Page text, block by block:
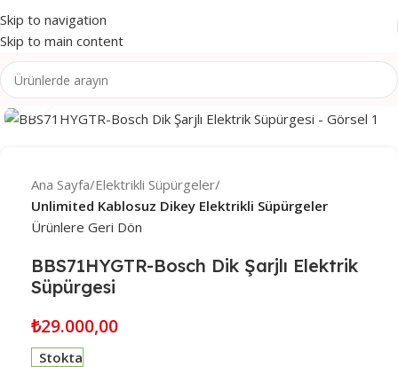
Skip to navigation
Skip to main content
Click to enlarge
Ana Sayfa Elektrikli Süpürgeler
Unlimited Kablosuz Dikey Elektrikli Süpürgeler
Ürünlere Geri Dön
BBS71HYGTR-Bosch Dik Şarjlı Elektrik
Süpürgesi
₺29.000,00
Stokta